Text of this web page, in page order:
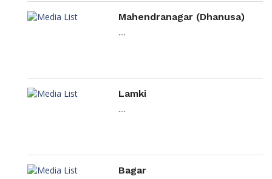
Mahendranagar (Dhanusa)
....
Lamki
....
Bagar